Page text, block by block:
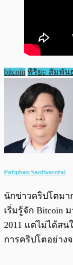
bitcoin พิริยะ สัมพัน
Patiphan Santivarotai
นักข่าวคริปโตมา
เริ่มรู้จัก Bitcoin
2011 แต่ไม่ได้ส
การคริปโตอย่าง